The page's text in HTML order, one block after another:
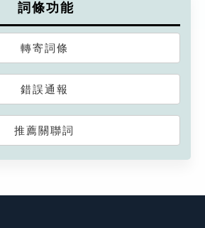
詞條功能
轉寄詞條
錯誤通報
推薦關聯詞